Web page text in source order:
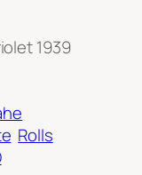
1939
Rolls